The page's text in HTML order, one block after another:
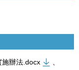
施辦法.docx